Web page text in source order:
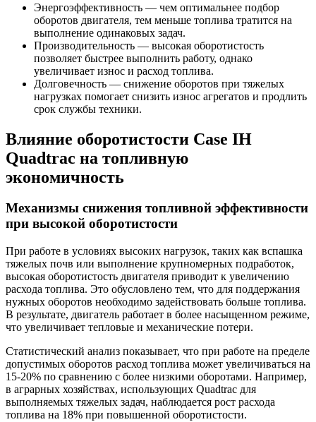
Энергоэффективность — чем оптимальнее подбор
оборотов двигателя, тем меньше топлива тратится на
выполнение одинаковых задач.
Производительность — высокая оборотистость
позволяет быстрее выполнить работу, однако
увеличивает износ и расход топлива.
Долговечность — снижение оборотов при тяжелых
нагрузках помогает снизить износ агрегатов и продлить
срок службы техники.
Влияние оборотистости Case IH
Quadtrac на топливную
экономичность
Механизмы снижения топливной эффективности
при высокой оборотистости
При работе в условиях высоких нагрузок, таких как вспашка
тяжелых почв или выполнение крупномерных подработок,
высокая оборотистость двигателя приводит к увеличению
расхода топлива. Это обусловлено тем, что для поддержания
нужных оборотов необходимо задействовать больше топлива.
В результате, двигатель работает в более насыщенном режиме,
что увеличивает тепловые и механические потери.
Статистический анализ показывает, что при работе на пределе
допустимых оборотов расход топлива может увеличиваться на
15-20% по сравнению с более низкими оборотами. Например,
в аграрных хозяйствах, использующих Quadtrac для
выполняемых тяжелых задач, наблюдается рост расхода
топлива на 18% при повышенной оборотистости.